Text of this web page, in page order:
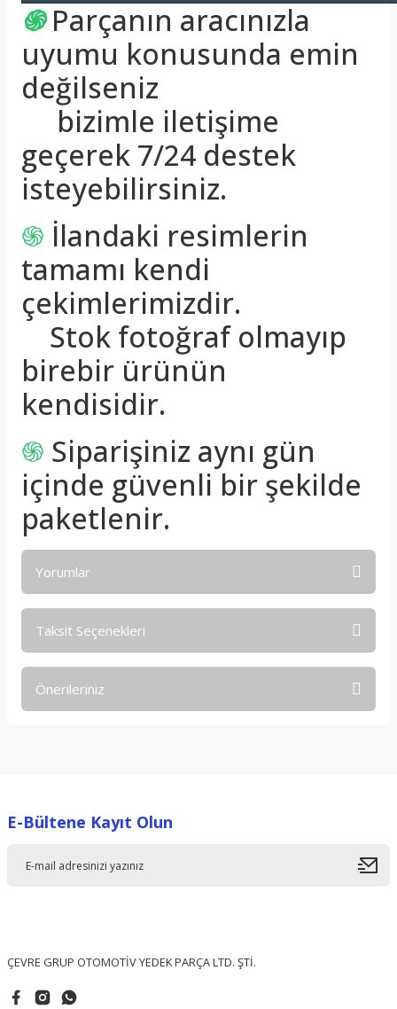
֍ Parçanın aracınızla
uyumu konusunda emin
değilseniz
bizimle iletişime
geçerek 7/24 destek
isteyebilirsiniz.
֍ İlandaki resimlerin
tamamı kendi
çekimlerimizdir.
Stok fotoğraf olmayıp
birebir ürünün
kendisidir.
֍ Siparişiniz aynı gün
içinde güvenli bir şekilde
paketlenir.
Yorumlar
Taksit Seçenekleri
Önerileriniz
Ürün resmi kalitesiz, bozuk veya görüntülenemiyor.
E-Bültene Kayıt Olun
ÇEVRE GRUP OTOMOTİV YEDEK PARÇA LTD. ŞTİ.